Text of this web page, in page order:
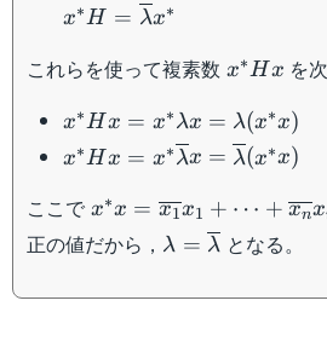
x∗H = λx∗
これらを使って複素数 x^*
x∗Hx を
x^* H x
= x^*
\lambda
x =
\lambda
(x^* x)
x∗Hx = x∗λx = λ(x∗x)
x^* H x = x^*
x =
\overline{\lambda}
(x^* x)
x∗Hx = x∗λx = λ(x∗x)
ここで x^*x =
\overline{x_1}x_1
+ \cdots
x∗x = x1x1 + ⋯ + xnx
正の値だから， \lambda =
λ = λとなる。